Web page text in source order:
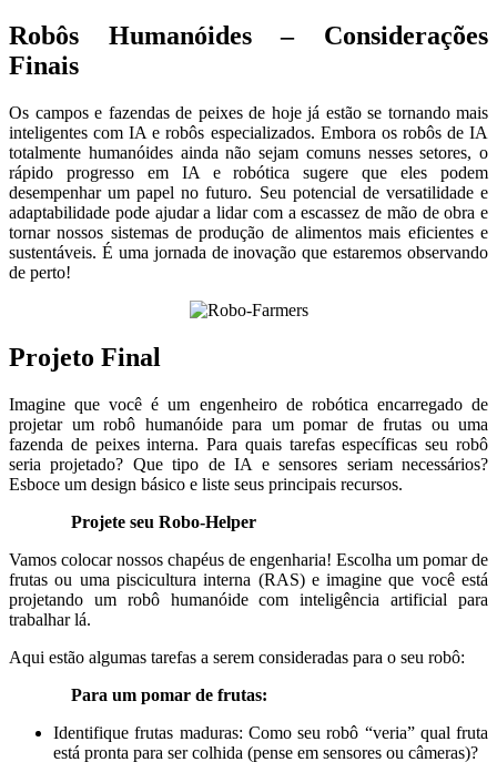
Robôs Humanóides – Considerações
Finais
Os campos e fazendas de peixes de hoje já estão se tornando mais
inteligentes com IA e robôs especializados. Embora os robôs de IA
totalmente humanóides ainda não sejam comuns nesses setores, o
rápido progresso em IA e robótica sugere que eles podem
desempenhar um papel no futuro. Seu potencial de versatilidade e
adaptabilidade pode ajudar a lidar com a escassez de mão de obra e
tornar nossos sistemas de produção de alimentos mais eficientes e
sustentáveis. É uma jornada de inovação que estaremos observando
de perto!
Projeto Final
Imagine que você é um engenheiro de robótica encarregado de
projetar um robô humanóide para um pomar de frutas ou uma
fazenda de peixes interna. Para quais tarefas específicas seu robô
seria projetado? Que tipo de IA e sensores seriam necessários?
Esboce um design básico e liste seus principais recursos.
Projete seu Robo-Helper
Vamos colocar nossos chapéus de engenharia! Escolha um pomar de
frutas ou uma piscicultura interna (RAS) e imagine que você está
projetando um robô humanóide com inteligência artificial para
trabalhar lá.
Aqui estão algumas tarefas a serem consideradas para o seu robô:
Para um pomar de frutas:
Identifique frutas maduras: Como seu robô “veria” qual fruta
está pronta para ser colhida (pense em sensores ou câmeras)?